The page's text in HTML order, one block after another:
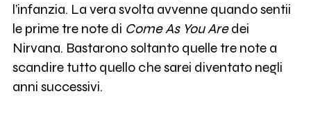
l’infanzia. La vera svolta avvenne quando sentii
le prime tre note di Come As You Aredei
Nirvana. Bastarono soltanto quelle tre note a
scandire tutto quello che sarei diventato negli
anni successivi.